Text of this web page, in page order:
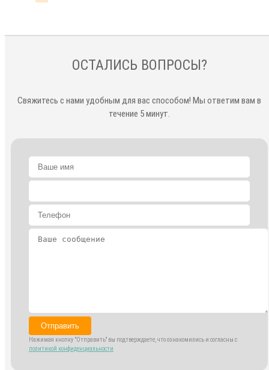
ОСТАЛИСЬ ВОПРОСЫ?
Свяжитесь с нами удобным для вас способом! Мы ответим вам в
течение 5 минут.
Отправить
Нажимая кнопку "Отправить" вы подтверждаете, что ознакомились и согласны с
политикой конфиденциальности